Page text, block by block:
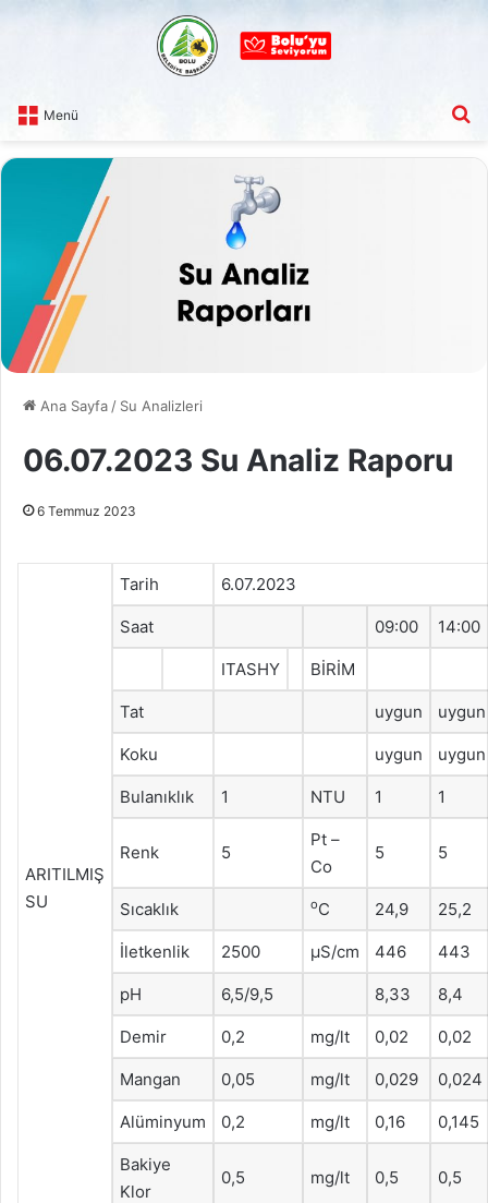
Menü
Ana Sayfa / Su Analizleri
06.07.2023 Su Analiz Raporu
6 Temmuz 2023
ARITILMIŞ
SU
Tarih 6.07.2023
Saat 09:00 14:00
ITASHY BİRİM
Tat uygun uygun
Koku uygun uygun
Bulanıklık 1 NTU 1 1
Renk 5
Pt –
Co
5 5
Sıcaklık oC 24,9 25,2
İletkenlik 2500 μS/cm 446 443
pH 6,5/9,5 8,33 8,4
Demir 0,2 mg/lt 0,02 0,02
Mangan 0,05 mg/lt 0,029 0,024
Alüminyum 0,2 mg/lt 0,16 0,145
Bakiye
Klor
0,5 mg/lt 0,5 0,5